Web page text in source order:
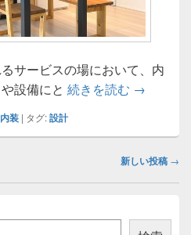
サービスの場において、内
設備にと 続きを読む サロン空
→
内装 | タグ:設計
新しい投稿 →